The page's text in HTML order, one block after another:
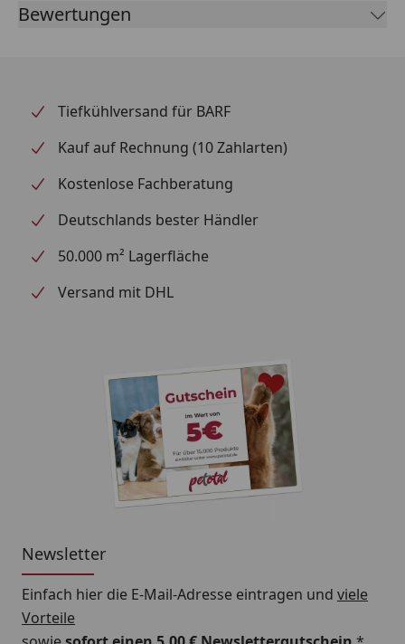
Bewertungen
Tiefkühlversand für BARF
Kauf auf Rechnung (10 Zahlarten)
Kostenlose Fachberatung
Deutschlands bester Händler
50.000 m² Lagerfläche
Versand mit DHL
Newsletter
Einfach hier die E-Mail-Adresse eintragen und viele
Vorteile